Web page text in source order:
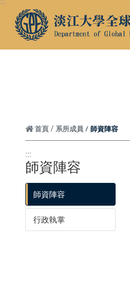
跳到頁面主要內容區
首頁 系所成員 師資陣容
:::
師資陣容
師資陣容
行政執掌